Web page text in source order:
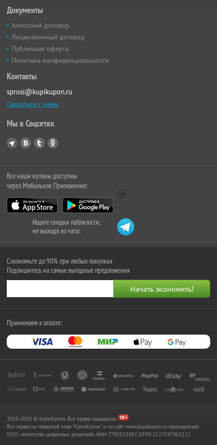
Документы
Агентский договор
Лицензионный договор
Публичная оферта
Политика конфиденциальности
Контакты
sprosi@kupikupon.ru
Связаться с нами
Мы в Соцсетях
Все наши купоны доступны
через Мобильное Приложение:
Ищите скидки поблизости,
не выходя из чата:
Сэкономьте до 90% при любых покупках
Подпишитесь на самые выгодные предложения
Принимаем к оплате:
2010-2026 © КупиКупон. Все права защищены.
Все права на товарный знак "КупиКупон" и на сайт www.kupikupon.ru принадлежат
OOO «Агентство цифровых решений» ИНН 7705523387, ОГРН 1127747063212